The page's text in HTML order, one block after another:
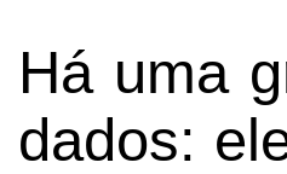
Há uma
dados: